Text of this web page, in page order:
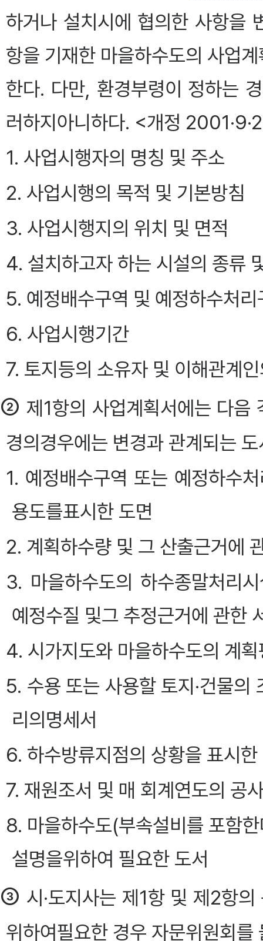
하거나 설치시에 협의한 사항을
항을 기재한 마을하수도의 사업
한다. 다만, 환경부령이 정하는
러하지아니하다. <개정
1. 사업시행자의 명칭 및 주소
2. 사업시행의 목적 및 기본방침
3. 사업시행지의 위치 및 면적
4. 설치하고자 하는 시설의 종류
5. 예정배수구역 및 예정하수처리
6. 사업시행기간
7. 토지등의 소유자 및 이해관계
② 제1항의 사업계획서에는 다음
경의경우에는 변경과 관계되는
1. 예정배수구역 또는 예정하수
용도를표시한 도면
2. 계획하수량 및 그 산출근거에
3. 마을하수도의 하수종말처리
예정수질 및그 추정근거에 관한
4. 시가지도와 마을하수도의 계
5. 수용 또는 사용할 토지·건물
리의명세서
6. 하수방류지점의 상황을 표시한
7. 재원조서 및 매 회계연도의 공
8. 마을하수도(부속설비를 포함
설명을위하여 필요한 도서
③ 시·도지사는 제1항 및 제2항
위하여필요한 경우 자문위원회